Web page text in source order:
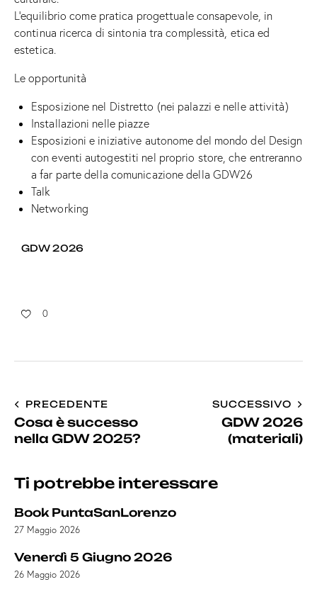
L’equilibrio come pratica progettuale consapevole, in
continua ricerca di sintonia tra complessità, etica ed
estetica.
Le opportunità
Esposizione nel Distretto (nei palazzi e nelle attività)
Installazioni nelle piazze
Esposizioni e iniziative autonome del mondo del Design
con eventi autogestiti nel proprio store, che entreranno
a far parte della comunicazione della GDW26
Talk
Networking
GDW 2026
0
PRECEDENTE
Cosa è successo
nella GDW 2025?
SUCCESSIVO
GDW 2026
(materiali)
Ti potrebbe interessare
Book PuntaSanLorenzo
27 Maggio 2026
Venerdì 5 Giugno 2026
26 Maggio 2026